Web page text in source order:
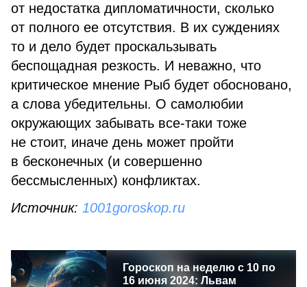
от недостатка дипломатичности, сколько
от полного ее отсутствия. В их суждениях
то и дело будет проскальзывать
беспощадная резкость. И неважно, что
критическое мнение Рыб будет обосновано,
а слова убедительны. О самолюбии
окружающих забывать все-таки тоже
не стоит, иначе день может пройти
в бесконечных (и совершенно
бессмысленных) конфликтах.
Источник: 1001goroskop.ru
Гороскоп на неделю с 10 по
16 июня 2024: Львам